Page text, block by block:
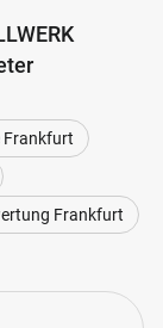
Frankfurt
Frankfurt